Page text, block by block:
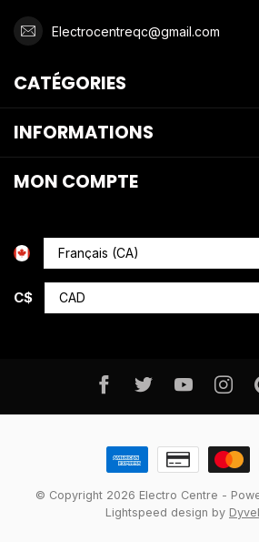
Electrocentreqc@gmail.com
CATÉGORIES
INFORMATIONS
MON COMPTE
C$
© Copyright 2026 Electro Centre -
Lightspeed design by